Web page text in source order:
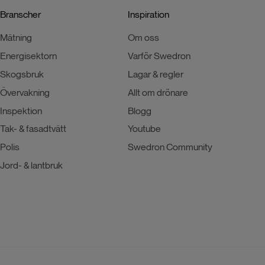
Branscher
Mätning
Energisektorn
Skogsbruk
Övervakning
Inspektion
Tak- & fasadtvätt
Polis
Jord- & lantbruk
Inspiration
Om oss
Varför Swedron
Lagar & regler
Allt om drönare
Blogg
Youtube
Swedron Community